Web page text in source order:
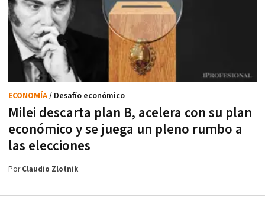
Milei descarta plan B, acelera con su plan
económico y se juega un pleno rumbo a
las elecciones
ECONOMÍA/ Desafío económico
PorClaudio Zlotnik